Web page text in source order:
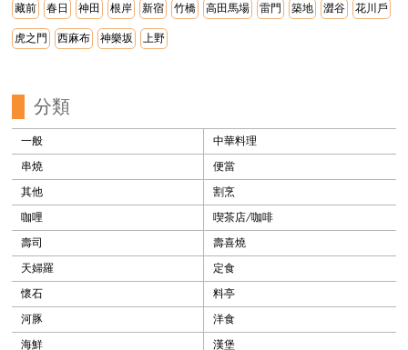
藏前 春日 神田 根岸 新宿 竹橋 高田馬場 雷門 築地 澀谷 花川戶
虎之門 西麻布 神樂坂 上野
分類
一般
中華料理
串燒
便當
其他
割烹
咖哩
喫茶店/咖啡
壽司
壽喜燒
天婦羅
定食
懷石
料亭
河豚
洋食
海鮮
漢堡